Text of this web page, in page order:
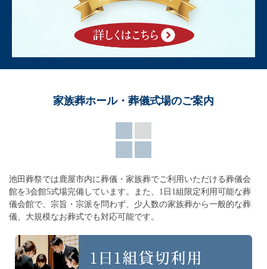
家族葬ホール・葬儀式場のご案内
池田葬祭では鹿屋市内に葬儀・家族葬でご利用いただける葬儀会
館を3会館5式場完備しています。
また、1日1組限定利用可能な葬
儀会館で、宗旨・宗派を問わず、 少人数の家族葬から一般的な葬
儀、大規模なお葬式でも対応可能です。